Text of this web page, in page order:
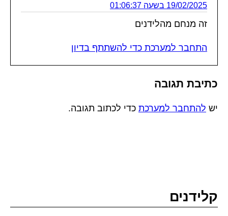
19/02/2025 בשעה 01:06:37
זה מנחם מהלידנים
התחבר למערכת כדי להשתתף בדיון
כתיבת תגובה
יש להתחבר למערכת כדי לכתוב תגובה.
קלידנים